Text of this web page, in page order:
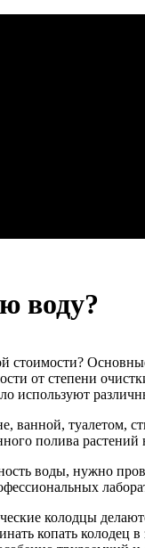
воду?
стоимости?
от степени
используют
ванной, туалетом,
полива
воды, нужно
колодцы
копать колодец